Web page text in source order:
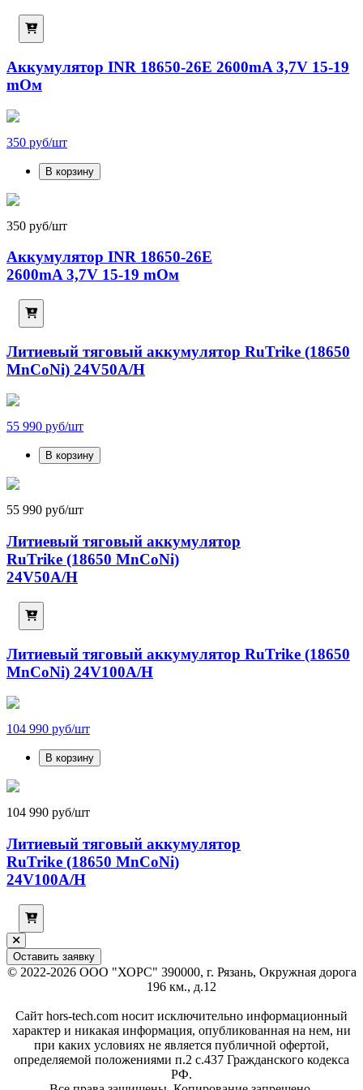
Аккумулятор INR 18650-26E 2600mA 3,7V 15-19
mОм
350 руб/шт
В корзину
350 руб/шт
Аккумулятор INR 18650-26E
2600mA 3,7V 15-19 mОм
Литиевый тяговый аккумулятор RuTrike (18650
MnCoNi) 24V50A/H
55 990 руб/шт
В корзину
55 990 руб/шт
Литиевый тяговый аккумулятор
RuTrike (18650 MnCoNi)
24V50A/H
Литиевый тяговый аккумулятор RuTrike (18650
MnCoNi) 24V100A/H
104 990 руб/шт
В корзину
104 990 руб/шт
Литиевый тяговый аккумулятор
RuTrike (18650 MnCoNi)
24V100A/H
Оставить заявку
© 2022-2026 ООО "ХОРС" 390000, г. Рязань, Окружная дорога
196 км., д.12
Сайт hors-tech.com носит исключительно информационный
характер и никакая информация, опубликованная на нем, ни
при каких условиях не является публичной офертой,
определяемой положениями п.2 с.437 Гражданского кодекса
РФ.